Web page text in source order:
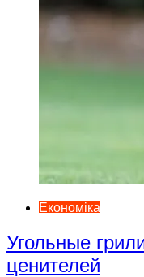
Економіка
Угольные
ценителей